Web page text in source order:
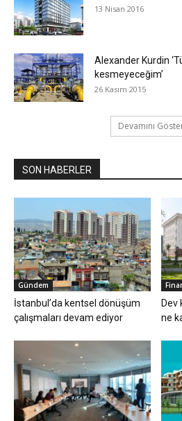
13 Nisan 2016
Alexander Kurdin
kesmeyeceğim’
26 Kasım 2015
Devamını
SON HABERLER
Gündem
İstanbul’da kentsel dönüşüm
çalışmaları devam ediyor
Dev
ne